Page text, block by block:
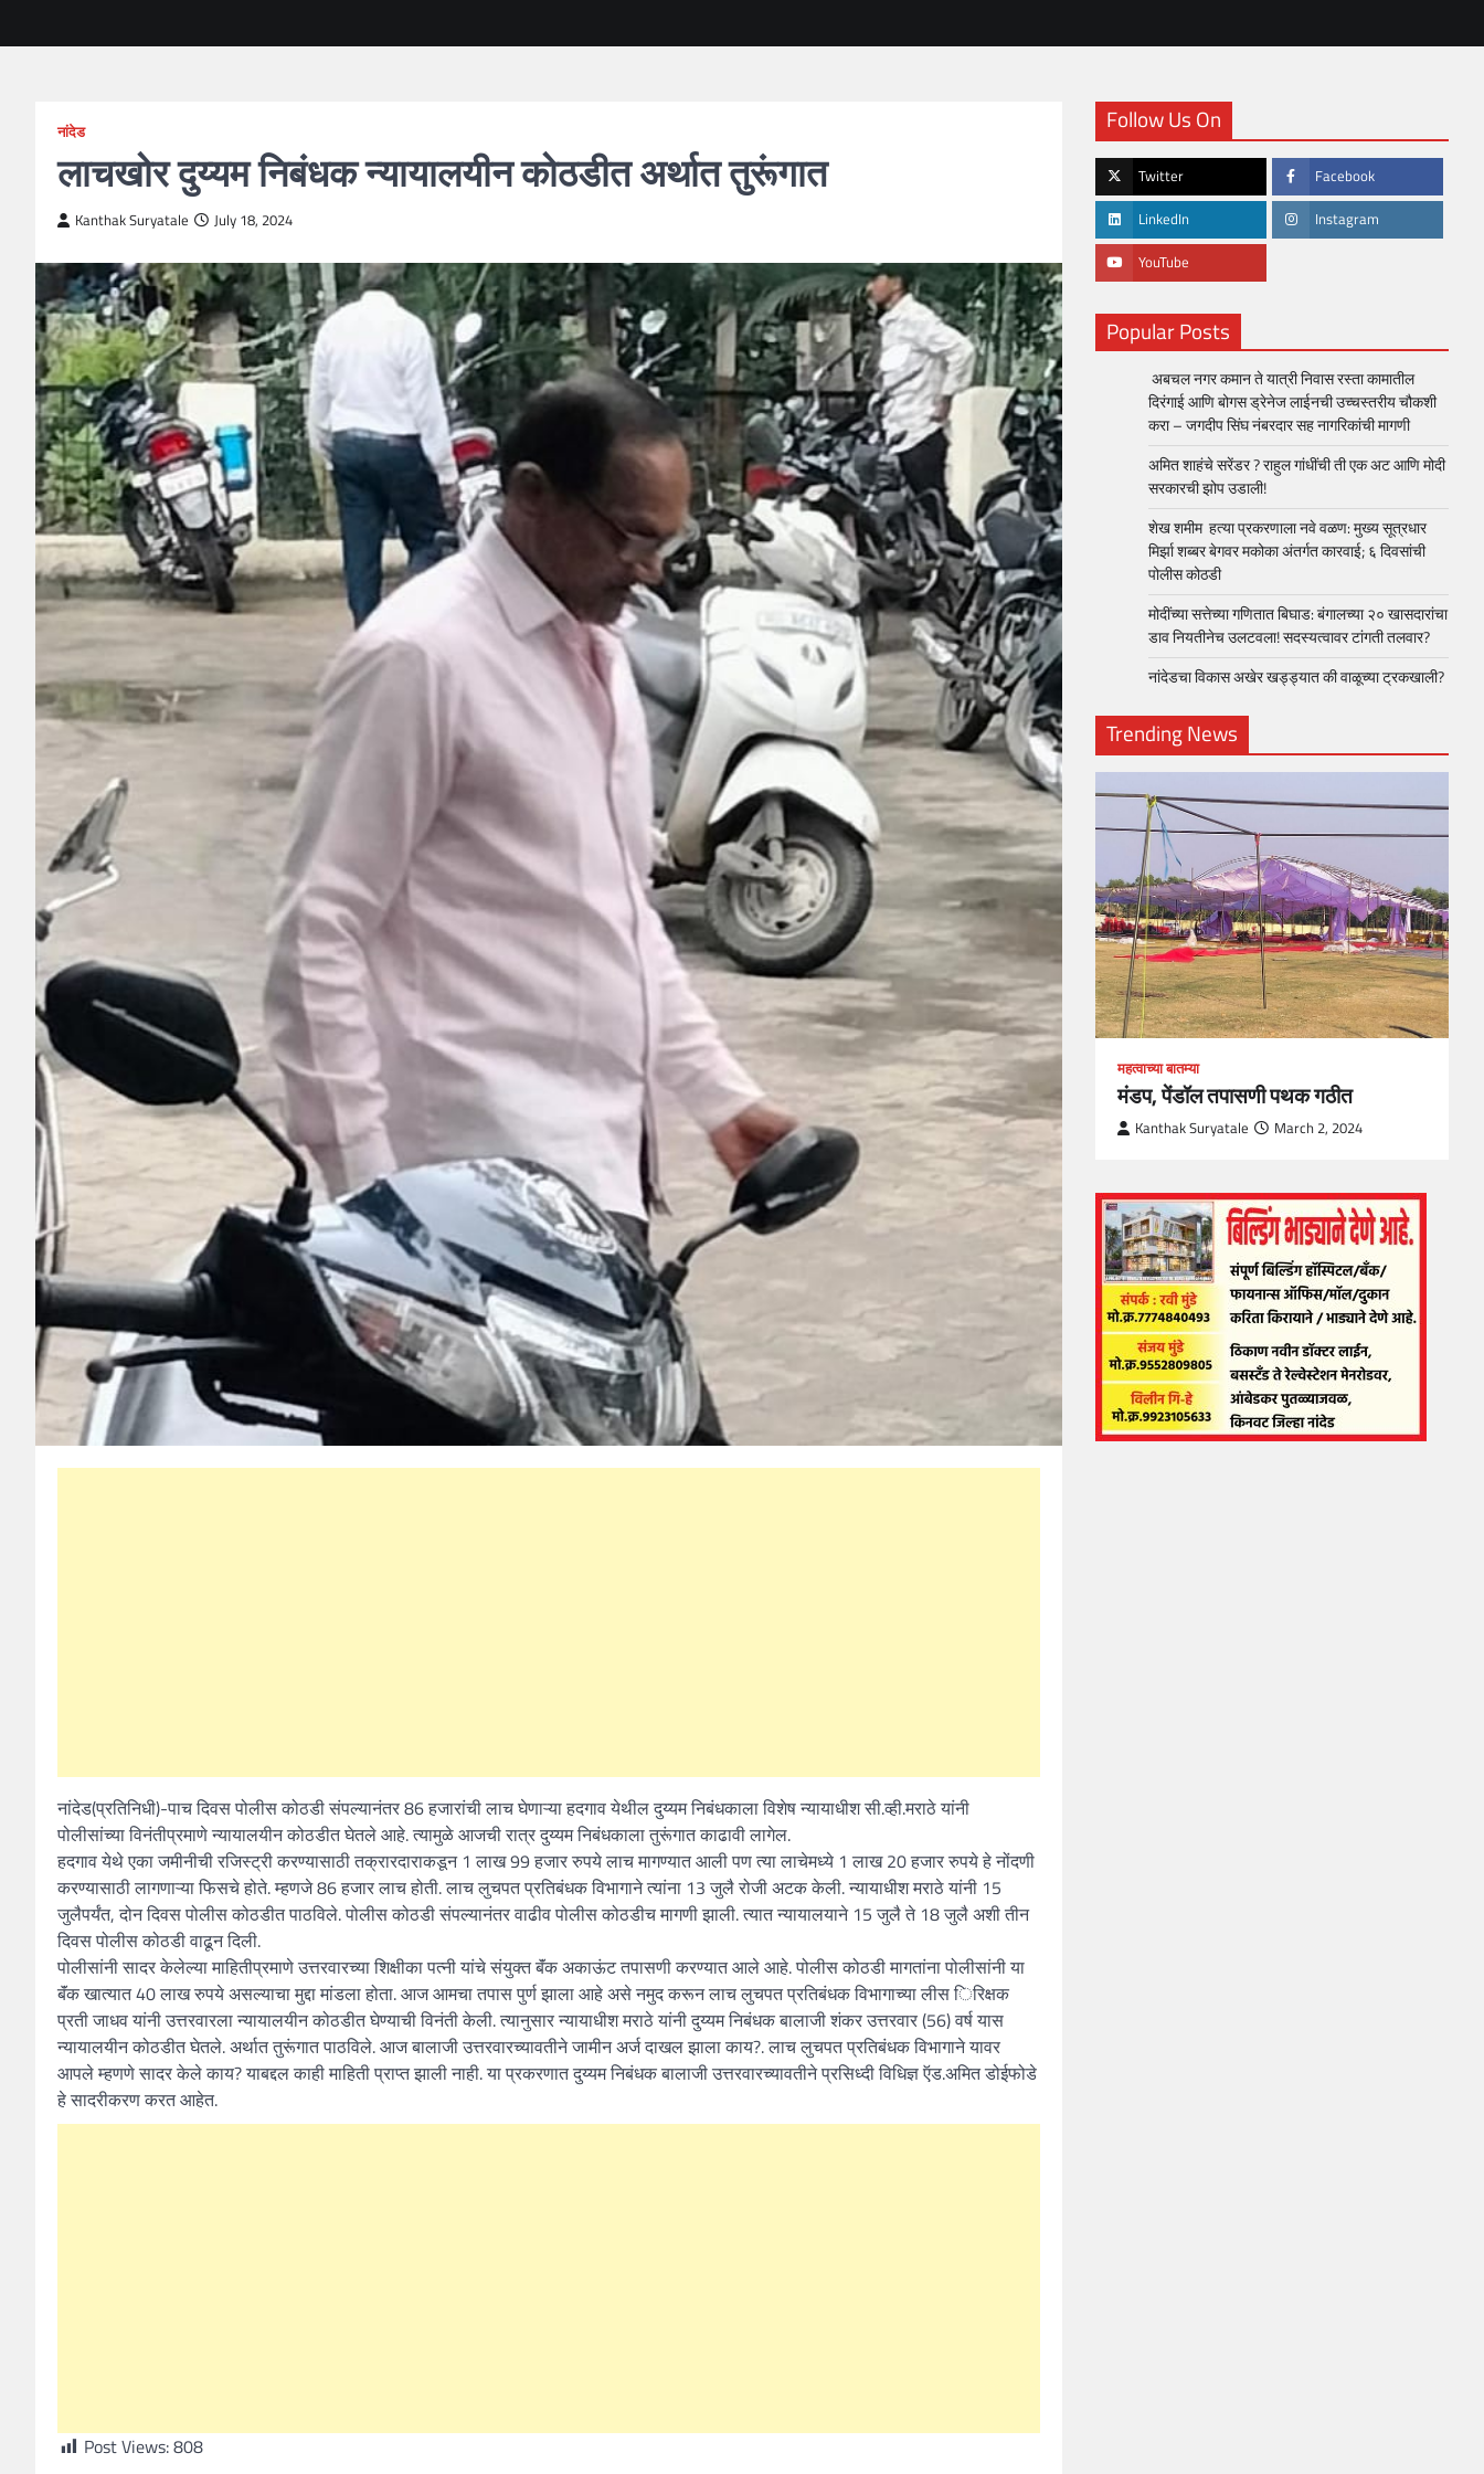
नांदेड
लाचखोर दुय्यम निबंधक न्यायालयीन कोठडीत अर्थात तुरूंगात
Kanthak Suryatale July 18, 2024
नांदेड(प्रतिनिधी)-पाच दिवस पोलीस कोठडी संपल्यानंतर 86 हजारांची लाच घेणाऱ्या हदगाव येथील दुय्यम निबंधकाला विशेष न्यायाधीश सी.व्ही.मराठे यांनी
पोलीसांच्या विनंतीप्रमाणे न्यायालयीन कोठडीत घेतले आहे. त्यामुळे आजची रात्र दुय्यम निबंधकाला तुरूंगात काढावी लागेल.
हदगाव येथे एका जमीनीची रजिस्ट्री करण्यासाठी तक्रारदाराकडून 1 लाख 99 हजार रुपये लाच मागण्यात आली पण त्या लाचेमध्ये 1 लाख 20 हजार रुपये हे नोंदणी
करण्यासाठी लागणाऱ्या फिसचे होते. म्हणजे 86 हजार लाच होती. लाच लुचपत प्रतिबंधक विभागाने त्यांना 13 जुलै रोजी अटक केली. न्यायाधीश मराठे यांनी 15
जुलैपर्यंत, दोन दिवस पोलीस कोठडीत पाठविले. पोलीस कोठडी संपल्यानंतर वाढीव पोलीस कोठडीच मागणी झाली. त्यात न्यायालयाने 15 जुलै ते 18 जुलै अशी तीन
दिवस पोलीस कोठडी वाढून दिली.
पोलीसांनी सादर केलेल्या माहितीप्रमाणे उत्तरवारच्या शिक्षीका पत्नी यांचे संयुक्त बॅंक अकाऊंट तपासणी करण्यात आले आहे. पोलीस कोठडी मागतांना पोलीसांनी या
बॅंक खात्यात 40 लाख रुपये असल्याचा मुद्दा मांडला होता. आज आमचा तपास पुर्ण झाला आहे असे नमुद करून लाच लुचपत प्रतिबंधक विभागाच्या लीस िरिक्षक
प्रती जाधव यांनी उत्तरवारला न्यायालयीन कोठडीत घेण्याची विनंती केली. त्यानुसार न्यायाधीश मराठे यांनी दुय्यम निबंधक बालाजी शंकर उत्तरवार (56) वर्ष यास
न्यायालयीन कोठडीत घेतले. अर्थात तुरूंगात पाठविले. आज बालाजी उत्तरवारच्यावतीने जामीन अर्ज दाखल झाला काय?. लाच लुचपत प्रतिबंधक विभागाने यावर
आपले म्हणणे सादर केले काय? याबद्दल काही माहिती प्राप्त झाली नाही. या प्रकरणात दुय्यम निबंधक बालाजी उत्तरवारच्यावतीने प्रसिध्दी विधिज्ञ ऍड.अमित डोईफोडे
हे सादरीकरण करत आहेत.
Post Views:808
Follow Us On
Twitter Facebook
LinkedIn Instagram
YouTube
Popular Posts
अबचल नगर कमान ते यात्री निवास रस्ता कामातील
दिरंगाई आणि बोगस ड्रेनेज लाईनची उच्चस्तरीय चौकशी
करा – जगदीप सिंघ नंबरदार सह नागरिकांची मागणी
अमित शाहंचे सरेंडर ? राहुल गांधींची ती एक अट आणि मोदी
सरकारची झोप उडाली!
शेख शमीम हत्या प्रकरणाला नवे वळण: मुख्य सूत्रधार
मिर्झा शब्बर बेगवर मकोका अंतर्गत कारवाई; ६ दिवसांची
पोलीस कोठडी
मोदींच्या सत्तेच्या गणितात बिघाड: बंगालच्या २० खासदारांचा
डाव नियतीनेच उलटवला! सदस्यत्वावर टांगती तलवार?
नांदेडचा विकास अखेर खड्ड्यात की वाळूच्या ट्रकखाली?
Trending News
महत्वाच्या बातम्या
What Is a Front-End Developer?
How to Become One, Salary, Skills
Kanthak Suryatale April 30, 2021
महत्वाच्या बातम्या
मंडप, पेंडॉल तपासणी पथक गठीत
Kanthak Suryatale March 2, 2024